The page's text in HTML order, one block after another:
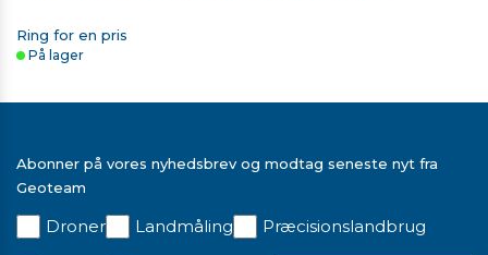
USB C LADER FRA BIL TIL T100/TSC510/TSC710
På lager
Ring for en pris
På lager
Abonner på vores nyhedsbrev og modtag seneste nyt fra
Geoteam
Droner Landmåling Præcisionslandbrug